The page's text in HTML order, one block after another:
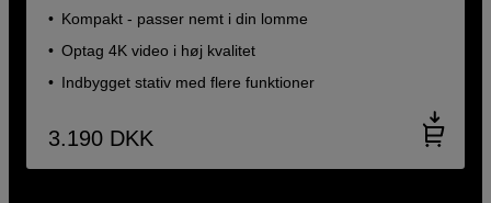
Kompakt - passer nemt i din lomme
Optag 4K video i høj kvalitet
Indbygget stativ med flere funktioner
3.190 DKK